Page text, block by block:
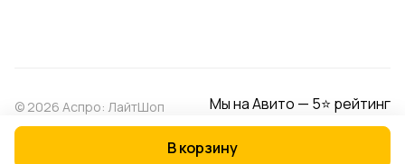
В корзину
© 2026 Аспро: ЛайтШоп Мы на Авито — 5⭐ рейтинг
Оферта